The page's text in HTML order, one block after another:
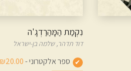
נִקְמַת הַמָּהַרַדְגָ'ה
דוד תדהר,שלמה בן-ישראל
ספר אלקטרוני -₪20.00